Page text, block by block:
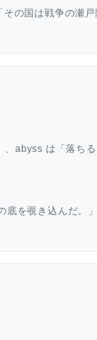
の国は戦争の瀬戸
abyss は「落ち
を覗き込んだ。」